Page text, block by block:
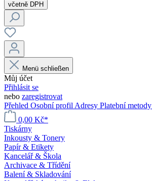
včetně DPH
Menü schließen
Můj účet
Přihlásit se
nebo zaregistrovat
Přehled Osobní profil Adresy Platební metody
0,00 Kč*
Tiskárny
Inkousty & Tonery
Papír & Etikety
Kancelář & Škola
Archivace & Třídění
Balení & Skladování